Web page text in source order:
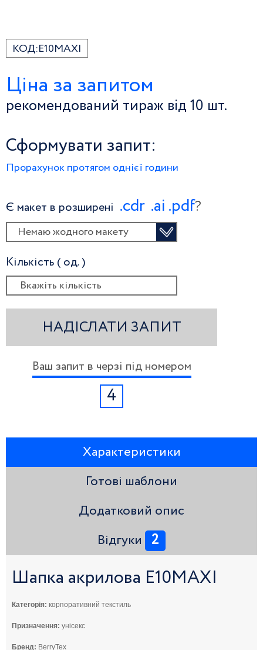
КОД: E10MAXI
Ціна за запитом
рекомендований тираж від 10 шт.
Сформувати запит:
Прорахунок протягом однієї години
Є макет в розширені .сdr .ai .pdf?
Немаю жодного макету
Кількість ( од. )
НАДІСЛАТИ ЗАПИТ
Ваш запит в черзі під номером
4
Характеристики
Готові шаблони
Додатковий опис
Відгуки 2
Шапка акрилова E10MAXI
Категорія: корпоративний текстиль
Призначення: унісекс
Бренд: BerryTex